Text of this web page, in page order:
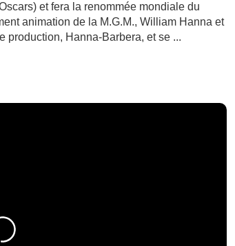
et fera la renommée mondiale du
animation de la M.G.M., William Hanna et
production, Hanna-Barbera, et se ...